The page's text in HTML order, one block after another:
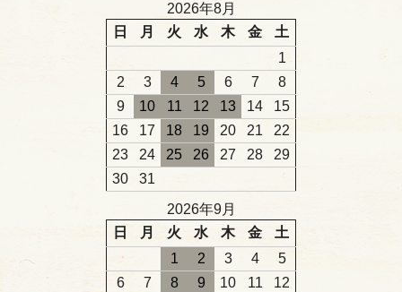
2026年8月
日
月 火 水 木 金
土
1
2
3 4 5 6 7
8
9
10 11 12 13 14
15
16
17 18 19 20 21
22
23
24 25 26 27 28
29
30
31
2026年9月
日
月 火 水 木 金
土
1
2 3 4
5
6
7 8 9 10 11
12